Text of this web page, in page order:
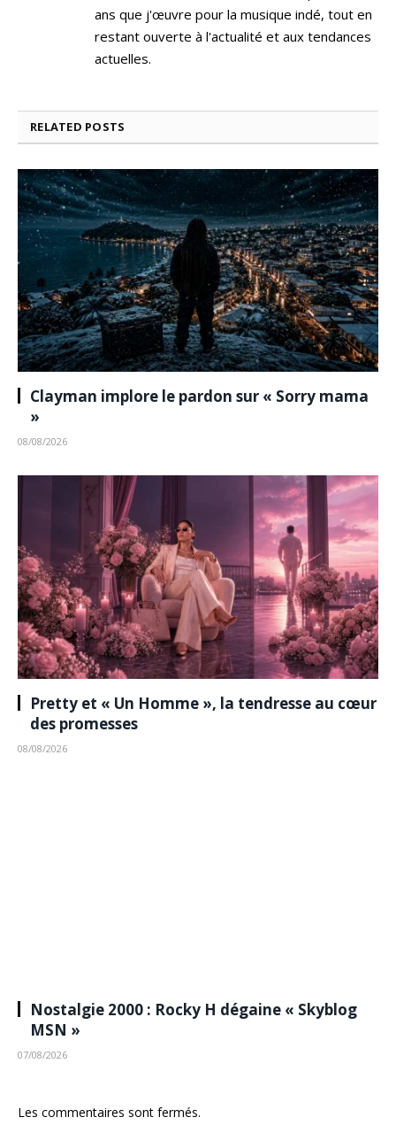
ans que j'œuvre pour la musique indé, tout en
restant ouverte à l'actualité et aux tendances
actuelles.
RELATED POSTS
Clayman implore le pardon sur « Sorry mama
»
08/08/2026
Pretty et « Un Homme », la tendresse au cœur
des promesses
08/08/2026
Nostalgie 2000 : Rocky H dégaine « Skyblog
MSN »
07/08/2026
Les commentaires sont fermés.